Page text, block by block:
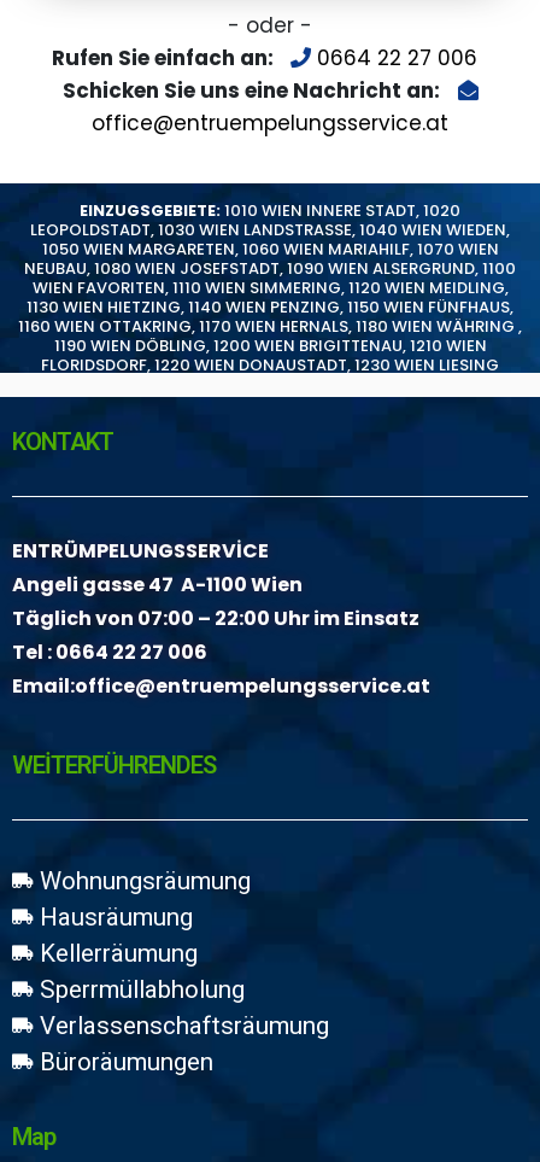
- oder -
Rufen Sie einfach an:
0664 22 27 006
Schicken Sie uns eine Nachricht an:
office@entruempelungsservice.at
EINZUGSGEBIETE:1010 WIEN INNERE STADT,1020
LEOPOLDSTADT,1030 WIEN LANDSTRASSE,1040 WIEN WIEDEN,
1050 WIEN MARGARETEN,1060 WIEN MARIAHILF,1070 WIEN
NEUBAU,1080 WIEN JOSEFSTADT,1090 WIEN ALSERGRUND,1100
WIEN FAVORITEN,1110 WIEN SIMMERING,1120 WIEN MEIDLING,
1130 WIEN HIETZING,1140 WIEN PENZING,1150 WIEN FÜNFHAUS,
1160 WIEN OTTAKRING,1170 WIEN HERNALS,1180 WIEN WÄHRING ,
1190 WIEN DÖBLING,1200 WIEN BRIGITTENAU,1210 WIEN
FLORIDSDORF,1220 WIEN DONAUSTADT,1230 WIEN LIESING
KONTAKT
ENTRÜMPELUNGSSERVİCE
Angeli gasse 47 A-1100 Wien
Täglich von 07:00 – 22:00 Uhr im Einsatz
Tel :0664 22 27 006
Email:office@entruempelungsservice.at
WEİTERFÜHRENDES
Wohnungsräumung
Hausräumung
Kellerräumung
Sperrmüllabholung
Verlassenschaftsräumung
Büroräumungen
Map